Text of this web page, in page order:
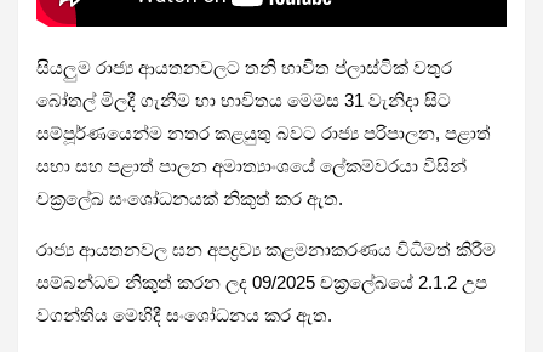
සියලුම රාජ්‍ය ආයතනවලට තනි භාවිත ප්ලාස්ටික් වතුර
බෝතල් මිලදී ගැනීම හා භාවිතය මෙමස 31 වැනිදා සිට
සම්පූර්ණයෙන්ම නතර කළයුතු බවට රාජ්‍ය පරිපාලන, පළාත්
සභා සහ පළාත් පාලන අමාත්‍යාංශයේ ලේකම්වරයා විසින්
චක්‍රලේඛ සංශෝධනයක් නිකුත් කර ඇත.
රාජ්‍ය ආයතනවල ඝන අපද්‍රව්‍ය කළමනාකරණය විධිමත් කිරීම
සම්බන්ධව නිකුත් කරන ලද 09/2025 චක්‍රලේඛයේ 2.1.2 උප
වගන්තිය මෙහිදී සංශෝධනය කර ඇත.